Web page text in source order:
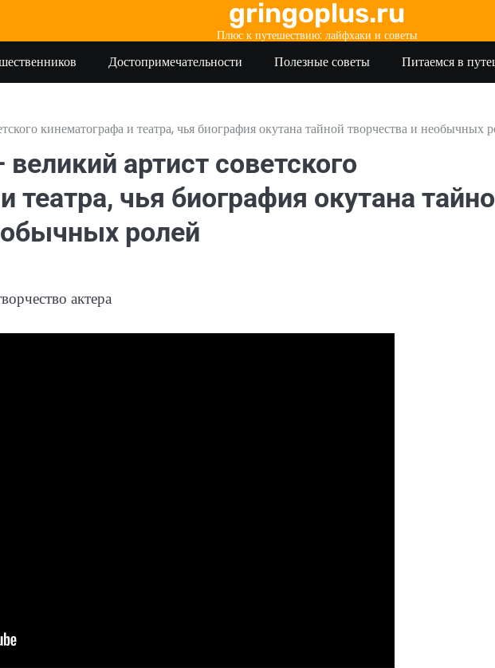
gringoplus.ru
Плюс к путешествию: лайфхаки и советы
Достопримечательности Полезные советы Питаемся в
кинематографа и театра, чья биография окутана тайной творчества и необычных
артист советского
театра, чья биография окутана
ролей